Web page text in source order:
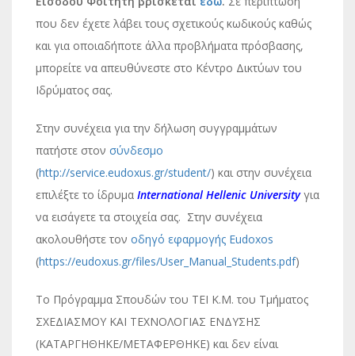
που δεν έχετε λάβει τους σχετικούς κωδικούς καθώς
και για οποιαδήποτε άλλα προβλήματα πρόσβασης,
μπορείτε να απευθύνεστε στο Κέντρο Δικτύων του
Ιδρύματος σας.
Στην συνέχεια για την δήλωση συγγραμμάτων
πατήστε στον σύνδεσμο
(http://service.eudoxus.gr/student/) και στην συνέχεια
επιλέξτε το ίδρυμα International Hellenic Universityγια
να εισάγετε τα στοιχεία σας. Στην συνέχεια
ακολουθήστε τον οδηγό εφαρμογής Eudoxos
(https://eudoxus.gr/files/User_Manual_Students.pdf)
Το Πρόγραμμα Σπουδών του ΤΕΙ Κ.Μ. του Τμήματος
ΣΧΕΔΙΑΣΜΟΥ ΚΑΙ ΤΕΧΝΟΛΟΓΙΑΣ ΕΝΔΥΣΗΣ
(ΚΑΤΑΡΓΗΘΗΚΕ/ΜΕΤΑΦΕΡΘΗΚΕ) και δεν είναι